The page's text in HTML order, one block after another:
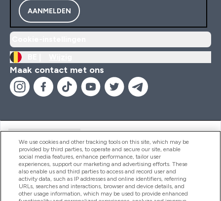
AANMELDEN
Maak contact met ons
Producten
We use cookies and other tracking tools on this site, which may be
provided by third parties, to operate and secure our site, enable
social media features, enhance performance, tailor user
experiences, support our marketing and advertising efforts. These
also enable us and third parties to access and record user and
activity data, such as IP addresses and online identifiers, referring
URLs, searches and interactions, browser and device details, and
other usage information, which may be used to provide enhanced